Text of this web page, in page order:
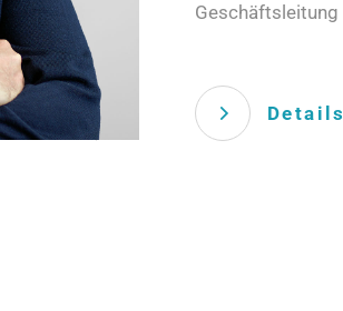
Geschäftsleitung
Details